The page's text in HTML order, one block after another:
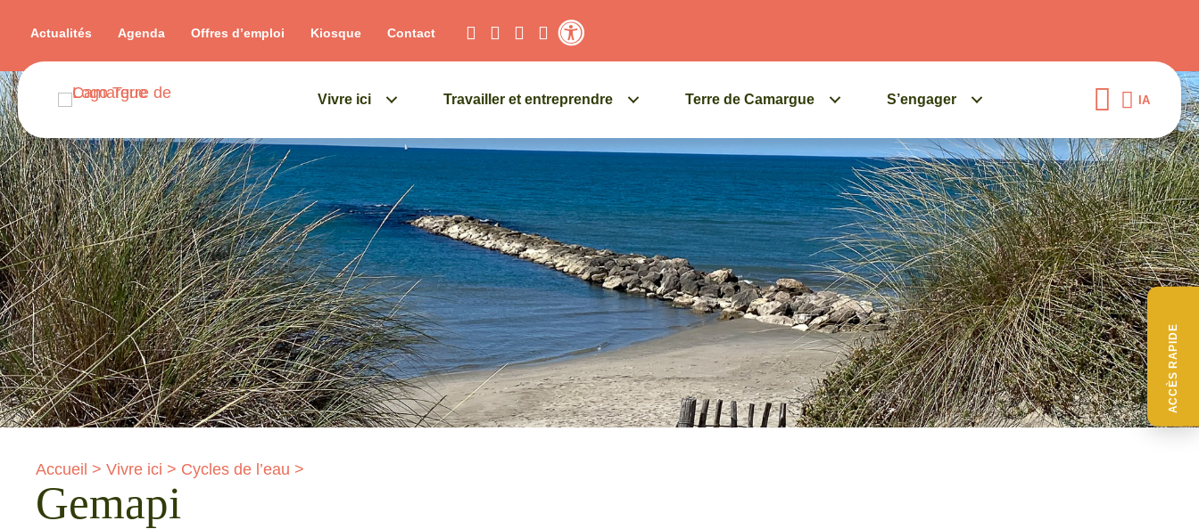
ACCÈS RAPIDE
Actualités Agenda Offres d’emploi Kiosque
Contact
Vivre ici Travailler et entreprendre Terre de Camargue S’engager IA
Accueil > Vivre ici > Cycles de l’eau >
Gemapi